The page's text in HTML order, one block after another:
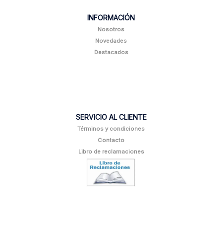
INFORMACIÓN
Nosotros
Novedades
Destacados
SERVICIO AL CLIENTE
Términos y condiciones
Contacto
Libro de reclamaciones